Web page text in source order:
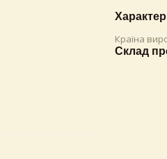
Країна
Склад